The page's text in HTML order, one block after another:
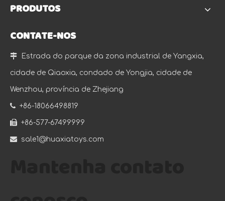
PRODUTOS
CONTATE-NOS
 Estrada do parque da zona industrial de Yangxia,
cidade de Qiaoxia, condado de Yongjia, cidade de
Wenzhou, província de Zhejiang
 +86-18066498819
 +86-577-67499999
 sale1@huaxiatoys.com